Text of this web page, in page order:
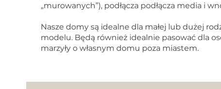
„murowanych”), podłącza podłącza media i
Nasze domy są idealne dla małej lub dużej
modelu. Będą również idealnie pasować dla
marzyły o własnym domu poza miastem.